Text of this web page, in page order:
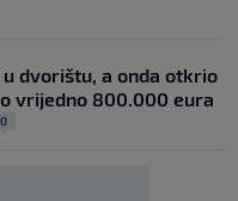
u dvorištu, a onda otkrio
vrijedno 800.000 eura
0